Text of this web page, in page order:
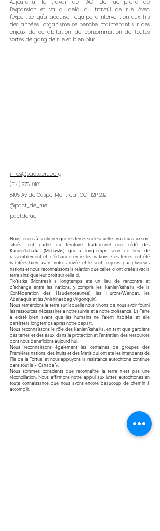
Aujourd'hui, le travail de PACT de rue prend de
l'expansion et va au-delà du travail de rue. Avec
l'expertise qu'a acquise l'équipe d'intervention aux fils
des années, l'organisme se penche maintenant sur des
enjeux de cohabitation, de consommation de toutes
sortes, de gang de rue et bien plus.
infos@pactderue.org
(514) 278-9181
8105 Av. de Gaspé, Montréal, QC H2P 2J9
@pact_de_rue
pactderue
Nous tenons à souligner que les terres sur lesquelles nos bureaux sont
situés font partie du territoire traditionnel non cédé des
Kanien’keha:ka (Mohawks) qui a longtemps servi de lieu de
rassemblement et d’échange entre les nations. Ces terres ont été
habitées bien avant notre arrivée et le sont toujours par plusieurs
nations et nous reconnaissons la relation que celles-ci ont créée avec la
terre ainsi que leur droit sur celle-ci.
Tio’tia:ke (Montréal) a longtemps été un lieu de rencontre et
d’échange entre les nations, y compris les Kanien’keha:ka (de la
Confédération des Haudenosaunee), les Hurons/Wendat, les
Abénaquis et les Anishinaabeg (Algonquin).
Nous remercions la terre sur laquelle nous vivons de nous avoir fourni
les ressources nécessaires à notre survie et à notre croissance. La Terre
a existé bien avant que les humains ne l’aient habitée, et elle
persistera longtemps après notre départ.
Nous reconnaissons le rôle des Kanien’keha:ka, en tant que gardiens
des terres et des eaux, dans la protection et l’entretien des ressources
dont nous bénéficions aujourd’hui.
Nous reconnaissons également les centaines de groupes des
Premières nations, des Inuits et des Métis qui ont été les intendants de
l’île de la Tortue, et nous appuyons la résistance autochtone continue
dans tout le «‘’Canada’’».
Nous sommes conscients que reconnaître la terre n’est pas une
réconciliation. Nous affirmons notre appui aux luttes autochtones en
toute connaissance que nous avons encore beaucoup de chemin à
accomplir.